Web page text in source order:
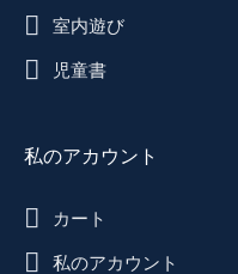
室内遊び
児童書
私のアカウント
カート
私のアカウント